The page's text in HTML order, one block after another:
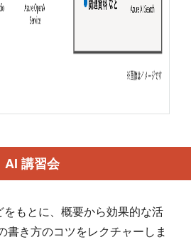
AI 講習会
もとに、概要から効果的な活
書き方のコツをレクチャーしま